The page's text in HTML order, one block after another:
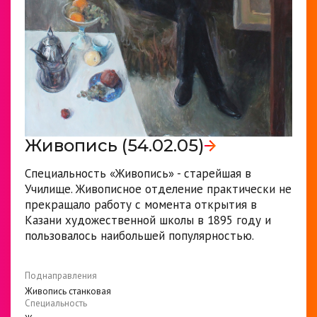
Живопись (54.02.05)
Специальность «Живопись» - старейшая в
Училище. Живописное отделение практически не
прекращало работу с момента открытия в
Казани художественной школы в 1895 году и
пользовалось наибольшей популярностью.
Поднаправления
Живопись станковая
Специальность